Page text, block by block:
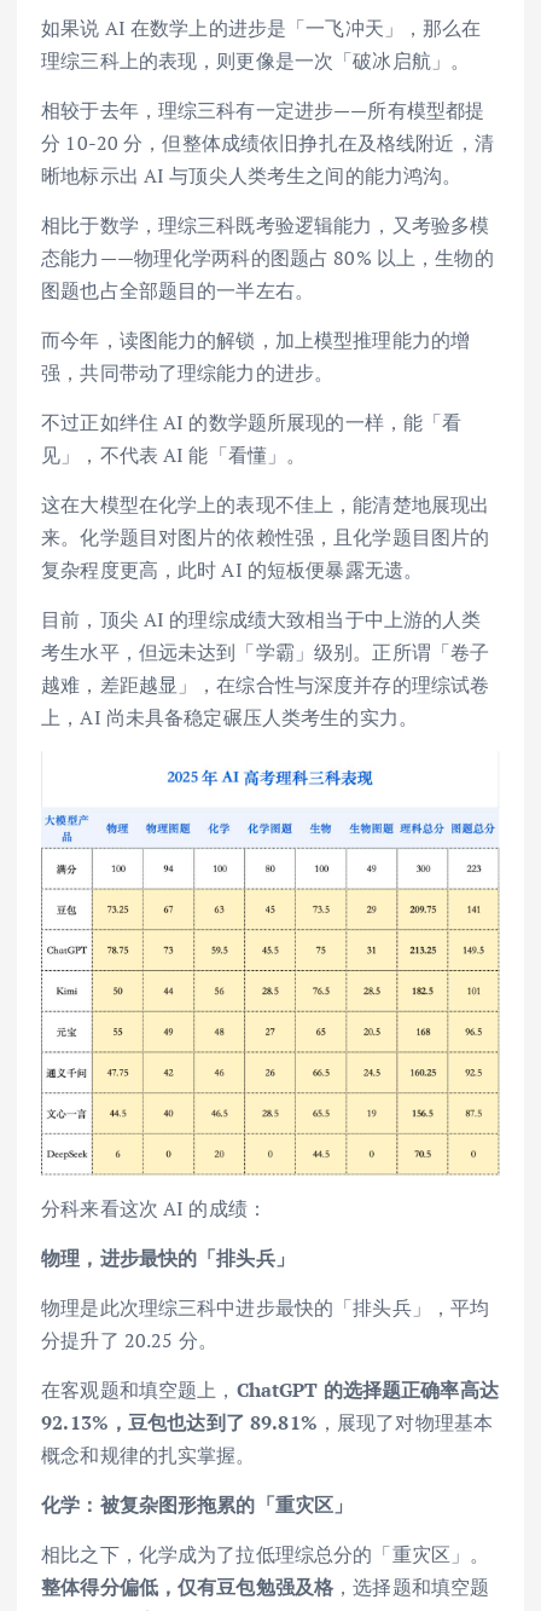
如果说 AI 在数学上的进步是「一飞冲天」，那么在
理综三科上的表现，则更像是一次「破冰启航」。
相较于去年，理综三科有一定进步——所有模型都提
分 10-20 分，但整体成绩依旧挣扎在及格线附近，清
晰地标示出 AI 与顶尖人类考生之间的能力鸿沟。
相比于数学，理综三科既考验逻辑能力，又考验多模
态能力——物理化学两科的图题占 80% 以上，生物的
图题也占全部题目的一半左右。
而今年，读图能力的解锁，加上模型推理能力的增
强，共同带动了理综能力的进步。
不过正如绊住 AI 的数学题所展现的一样，能「看
见」，不代表 AI 能「看懂」。
这在大模型在化学上的表现不佳上，能清楚地展现出
来。化学题目对图片的依赖性强，且化学题目图片的
复杂程度更高，此时 AI 的短板便暴露无遗。
目前，顶尖 AI 的理综成绩大致相当于中上游的人类
考生水平，但远未达到「学霸」级别。正所谓「卷子
越难，差距越显」，在综合性与深度并存的理综试卷
上，AI 尚未具备稳定碾压人类考生的实力。
分科来看这次 AI 的成绩：
物理，进步最快的「排头兵」
物理是此次理综三科中进步最快的「排头兵」，平均
分提升了 20.25 分。
在客观题和填空题上， ChatGPT 的选择题正确率高达
92.13%，豆包也达到了 89.81% ，展现了对物理基本
概念和规律的扎实掌握。
化学：被复杂图形拖累的「重灾区」
相比之下，化学成为了拉低理综总分的「重灾区」。
整体得分偏低，仅有豆包勉强及格 ，选择题和填空题